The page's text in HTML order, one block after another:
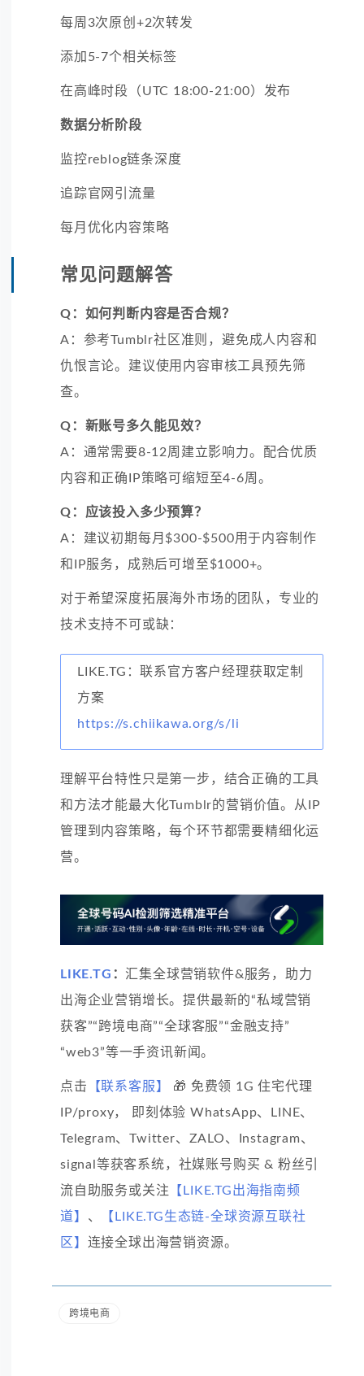
每周3次原创+2次转发
添加5-7个相关标签
在高峰时段（UTC 18:00-21:00）发布
数据分析阶段
监控reblog链条深度
追踪官网引流量
每月优化内容策略
常见问题解答
Q：如何判断内容是否合规？
A：参考Tumblr社区准则，避免成人内容和
仇恨言论。建议使用内容审核工具预先筛
查。
Q：新账号多久能见效？
A：通常需要8-12周建立影响力。配合优质
内容和正确IP策略可缩短至4-6周。
Q：应该投入多少预算？
A：建议初期每月$300-$500用于内容制作
和IP服务，成熟后可增至$1000+。
对于希望深度拓展海外市场的团队，专业的
技术支持不可或缺：
LIKE.TG：联系官方客户经理获取定制
方案
https://s.chiikawa.org/s/li
理解平台特性只是第一步，结合正确的工具
和方法才能最大化Tumblr的营销价值。从IP
管理到内容策略，每个环节都需要精细化运
营。
LIKE.TG ： 汇集全球营销软件&服务，助力
出海企业营销增长。提供最新的“私域营销
获客”“跨境电商”“全球客服”“金融支持”
“web3”等一手资讯新闻。
点击 【联系客服】
🎁 免费领 1G 住宅代理
IP/proxy， 即刻体验 WhatsApp、LINE、
Telegram、Twitter、ZALO、Instagram、
signal等获客系统，社媒账号购买 & 粉丝引
流自助服务或关注 【LIKE.TG出海指南频
道】 、
【LIKE.TG生态链-全球资源互联社
区】 连接全球出海营销资源。
跨境电商